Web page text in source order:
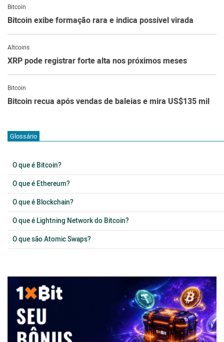
Bitcoin
Bitcoin exibe formação rara e indica possível virada
Altcoins
XRP pode registrar forte alta nos próximos meses
Bitcoin
Bitcoin recua após vendas de baleias e mira US$135 mil
Glossário
O que é Bitcoin?
O que é Ethereum?
O que é Blockchain?
O que é Lightning Network do Bitcoin?
O que são Atomic Swaps?